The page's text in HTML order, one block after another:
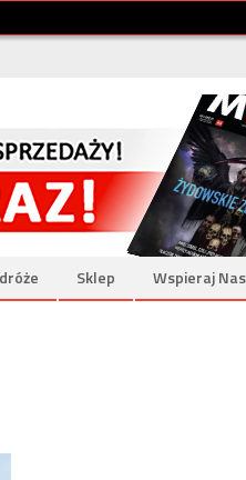
Sklep Wspieraj Nas